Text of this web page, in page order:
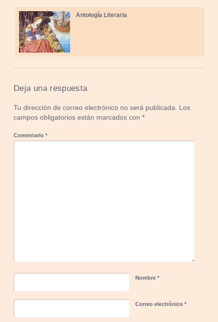
Antología Literaria
Deja una respuesta
Tu dirección de correo electrónico no será publicada.
Los
campos obligatorios están marcados con*
Comentario*
Nombre*
Correo electrónico*